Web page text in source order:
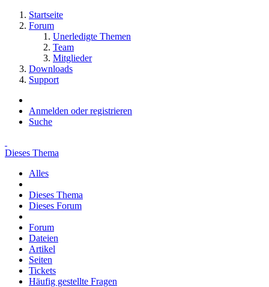
Startseite
Forum
Unerledigte Themen
Team
Mitglieder
Downloads
Support
Anmelden oder registrieren
Suche
Dieses Thema
Alles
Dieses Thema
Dieses Forum
Forum
Dateien
Artikel
Seiten
Tickets
Häufig gestellte Fragen